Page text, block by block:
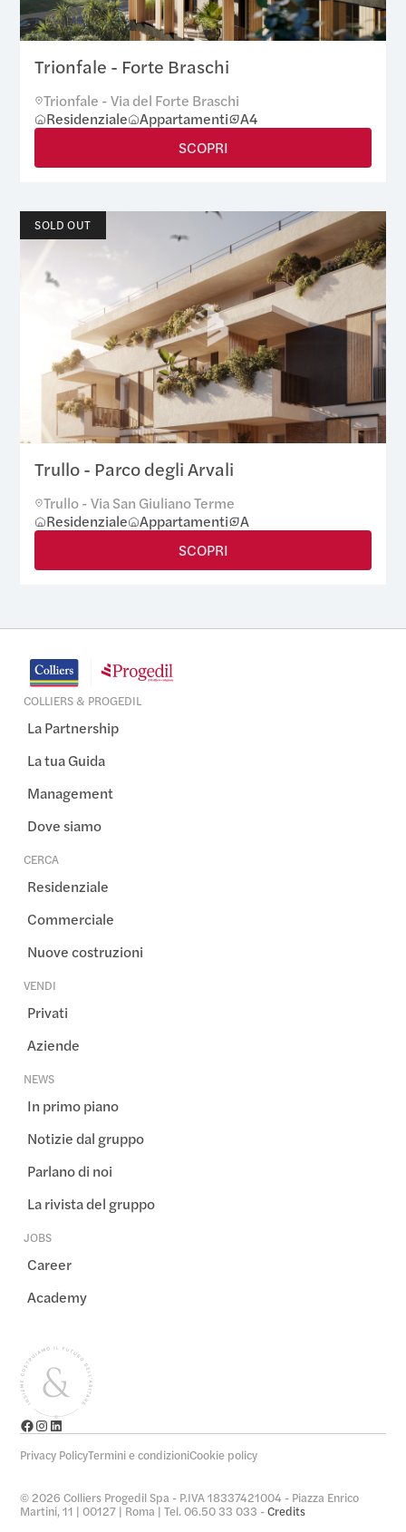
Trionfale - Forte Braschi
Trionfale - Via del Forte Braschi
Residenziale
Appartamenti
A4
SCOPRI
SOLD OUT
Trullo - Parco degli Arvali
Trullo - Via San Giuliano Terme
Residenziale
Appartamenti
A
SCOPRI
COLLIERS & PROGEDIL
La Partnership
La tua Guida
Management
Dove siamo
CERCA
Residenziale
Commerciale
Nuove costruzioni
VENDI
Privati
Aziende
NEWS
In primo piano
Notizie dal gruppo
Parlano di noi
La rivista del gruppo
JOBS
Career
Academy
© 2026 Colliers Progedil Spa - P.IVA 18337421004 - Piazza Enrico
Martini, 11 | 00127 | Roma | Tel. 06.50 33 033 -Credits
Privacy PolicyTermini e condizioniCookie policy